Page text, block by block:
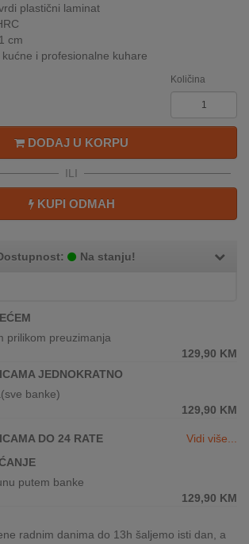
plastični laminat
cm
i profesionalne kuhare
Količina
DODAJ U KORPU
ILI
KUPI ODMAH
Na stanju!
prilikom preuzimanja
129,90 KM
JEDNOKRATNO
banke)
129,90 KM
DO 24 RATE
Vidi više...
putem banke
129,90 KM
radnim danima do 13h šaljemo isti dan, a